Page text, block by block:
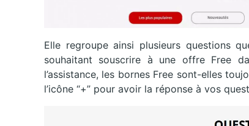
Elle regroupe ainsi plusieurs questions
souhaitant souscrire à une offre Free
l’assistance, les bornes Free sont-elles
l’icône “+” pour avoir la réponse à vos